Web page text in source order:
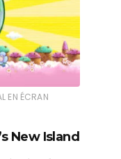
EN ÉCRAN
New Island